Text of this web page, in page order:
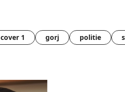
cover 1 gorj politie